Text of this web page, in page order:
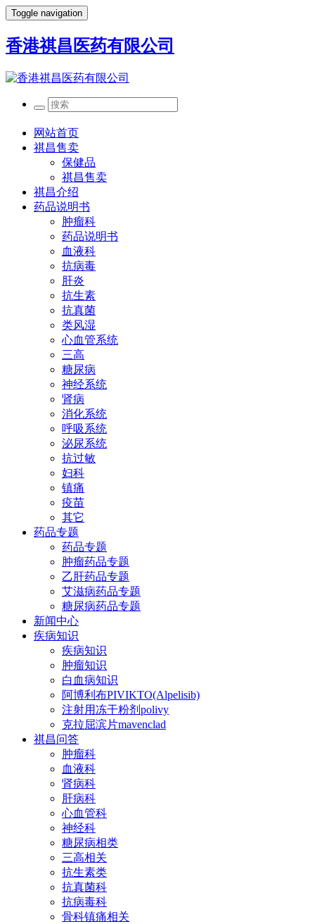
Toggle navigation
香港祺昌医药有限公司
网站首页
祺昌售卖
保健品
祺昌售卖
祺昌介绍
药品说明书
肿瘤科
药品说明书
血液科
抗病毒
肝炎
抗生素
抗真菌
类风湿
心血管系统
三高
糖尿病
神经系统
肾病
消化系统
呼吸系统
泌尿系统
抗过敏
妇科
镇痛
疫苗
其它
药品专题
药品专题
肿瘤药品专题
乙肝药品专题
艾滋病药品专题
糖尿病药品专题
新闻中心
疾病知识
疾病知识
肿瘤知识
白血病知识
阿博利布PIVIKTO(Alpelisib)
注射用冻干粉剂polivy
克拉屈滨片mavenclad
祺昌问答
肿瘤科
血液科
肾病科
肝病科
心血管科
神经科
糖尿病相类
三高相关
抗生素类
抗真菌科
抗病毒科
骨科镇痛相关